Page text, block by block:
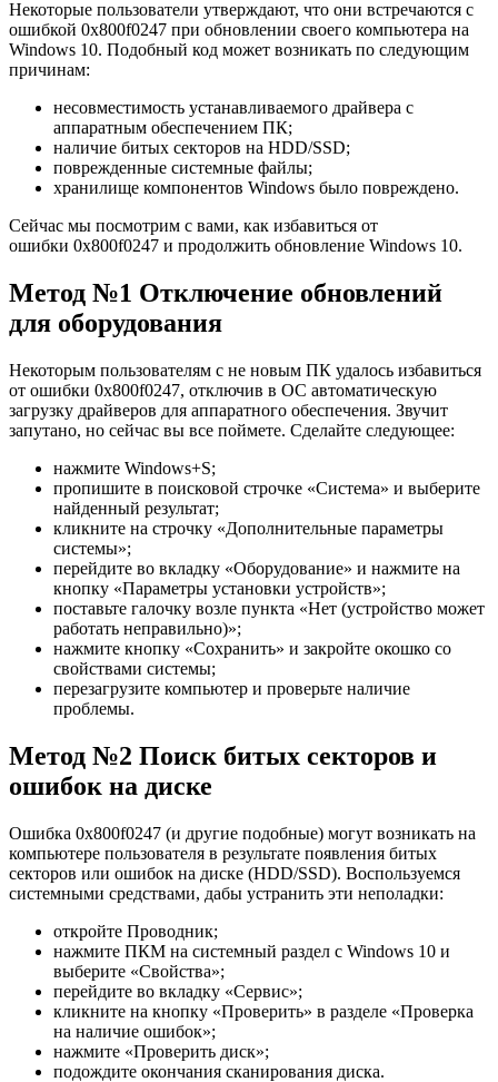
Некоторые пользователи утверждают, что они встречаются с
ошибкой 0x800f0247 при обновлении своего компьютера на
Windows 10. Подобный код может возникать по следующим
причинам:
несовместимость устанавливаемого драйвера с
аппаратным обеспечением ПК;
наличие битых секторов на HDD/SSD;
поврежденные системные файлы;
хранилище компонентов Windows было повреждено.
Сейчас мы посмотрим с вами, как избавиться от
ошибки 0x800f0247 и продолжить обновление Windows 10.
Метод №1 Отключение обновлений
для оборудования
Некоторым пользователям с не новым ПК удалось избавиться
от ошибки 0x800f0247, отключив в ОС автоматическую
загрузку драйверов для аппаратного обеспечения. Звучит
запутано, но сейчас вы все поймете. Сделайте следующее:
нажмите Windows+S;
пропишите в поисковой строчке «Система» и выберите
найденный результат;
кликните на строчку «Дополнительные параметры
системы»;
перейдите во вкладку «Оборудование» и нажмите на
кнопку «Параметры установки устройств»;
поставьте галочку возле пункта «Нет (устройство может
работать неправильно)»;
нажмите кнопку «Сохранить» и закройте окошко со
свойствами системы;
перезагрузите компьютер и проверьте наличие
проблемы.
Метод №2 Поиск битых секторов и
ошибок на диске
Ошибка 0x800f0247 (и другие подобные) могут возникать на
компьютере пользователя в результате появления битых
секторов или ошибок на диске (HDD/SSD). Воспользуемся
системными средствами, дабы устранить эти неполадки:
откройте Проводник;
нажмите ПКМ на системный раздел с Windows 10 и
выберите «Свойства»;
перейдите во вкладку «Сервис»;
кликните на кнопку «Проверить» в разделе «Проверка
на наличие ошибок»;
нажмите «Проверить диск»;
подождите окончания сканирования диска.